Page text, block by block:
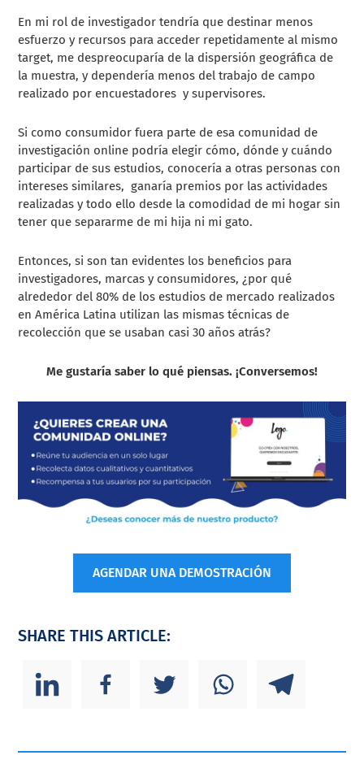
En mi rol de investigador tendría que destinar menos
esfuerzo y recursos para acceder repetidamente al mismo
target, me despreocuparía de la dispersión geográfica de
la muestra, y dependería menos del trabajo de campo
realizado por encuestadores y supervisores.
Si como consumidor fuera parte de esa comunidad de
investigación online podría elegir cómo, dónde y cuándo
participar de sus estudios, conocería a otras personas con
intereses similares, ganaría premios por las actividades
realizadas y todo ello desde la comodidad de mi hogar sin
tener que separarme de mi hija ni mi gato.
Entonces, si son tan evidentes los beneficios para
investigadores, marcas y consumidores, ¿por qué
alrededor del 80% de los estudios de mercado realizados
en América Latina utilizan las mismas técnicas de
recolección que se usaban casi 30 años atrás?
Me gustaría saber lo qué piensas. ¡Conversemos!
AGENDAR UNA DEMOSTRACIÓN
SHARE THIS ARTICLE: